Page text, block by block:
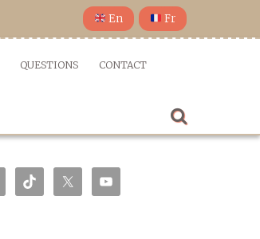
En Fr
QUESTIONS CONTACT